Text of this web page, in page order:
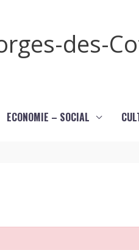
des-
ECONOMIE – SOCIAL